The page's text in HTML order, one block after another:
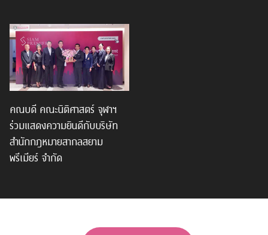
คณบดี คณะนิติศาสตร์ จุฬาฯ
ร่วมแสดงความยินดีกับบริษัท
สำนักกฎหมายสากลสยาม
พรีเมียร์ จำกัด